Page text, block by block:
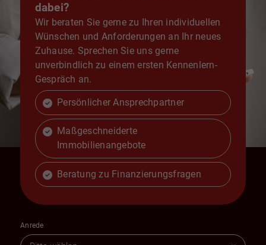
dabei?
Wir beraten Sie gerne zu Ihren individuellen
Wünschen und Anforderungen an Ihr neues
Zuhause. Sprechen Sie uns gerne
unverbindlich zu einem ersten Kennenlern-
Gespräch an.
Persönlicher Ansprechpartner
Maßgeschneiderte
Immobilienangebote
Beratung zu Finanzierungsfragen
Anrede